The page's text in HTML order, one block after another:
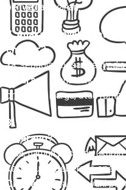
penyedia layanan.
7. Apakah travel Salatiga
charter?
Ya, sebagian besar
Cikarang
menawarkan
pribadi, keluarga, atau
8. Apakah bisa
Cikarang?
Bisa, namun pastikan
ketentuan. Beberapa
Cikarang
juga melayani